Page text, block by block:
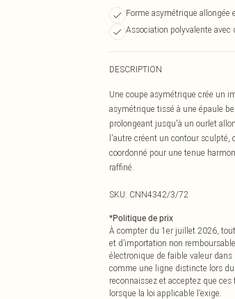
Forme asymétrique allongée
Association polyvalente avec
DESCRIPTION
Une coupe asymétrique crée un
asymétrique tissé à une épaule
prolongeant jusqu'à un ourlet
l'autre créent un contour sculpté,
coordonné pour une tenue
raffiné.
SKU: CNN4342/3/72
*Politique de prix
À compter du 1er juillet 2026,
et d’importation non
électronique de faible valeur dans
comme une ligne distincte lors
reconnaissez et acceptez que
lorsque la loi applicable l’exige.